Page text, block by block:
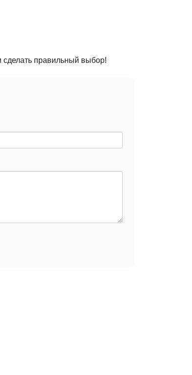
сделать правильный выбор!